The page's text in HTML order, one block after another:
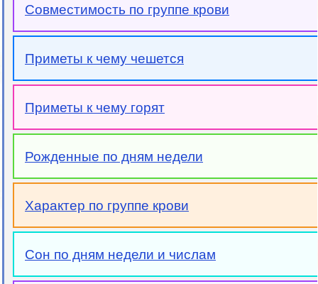
Совместимость по группе крови
Приметы к чему чешется
Приметы к чему горят
Рожденные по дням недели
Характер по группе крови
Сон по дням недели и числам